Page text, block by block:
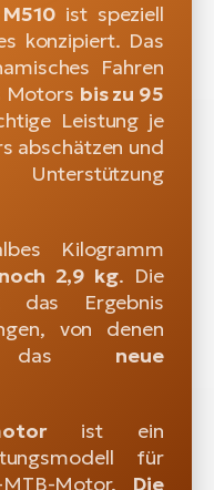
ist speziell
konzipiert. Das
Fahren
Motors bis zu 95
Leistung je
abschätzen und
Kilogramm
2,9 kg. Die
das Ergebnis
von denen
das neue
ist ein
für
Motor. Die